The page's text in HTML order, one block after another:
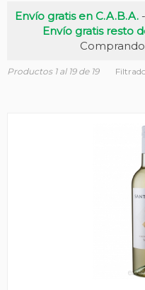
Envío gratis en C.A.B.A.-
Envío gratis resto
Productos 1 al 19 de 19